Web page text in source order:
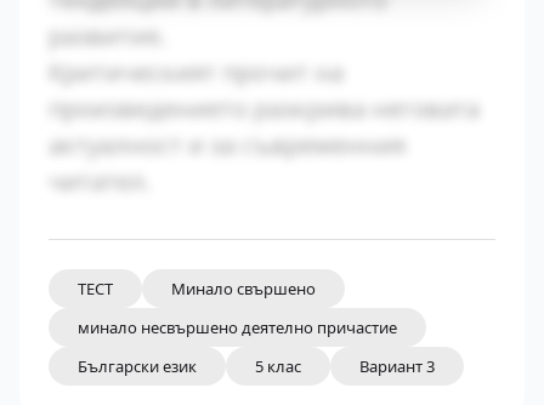
развитие.
Критическият прочит на
произведението разкрива неговата
актуалност и за съвременния
читател.
ТЕСТ
Минало свършено
минало несвършено деятелно причастие
Български език
5 клас Вариант 3